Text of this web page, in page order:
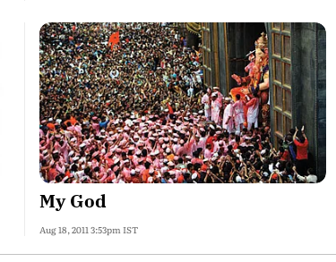
My God
Aug 18, 2011 3:53pm IST